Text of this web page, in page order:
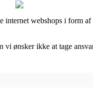
webshops i form
ønsker ikke at tage